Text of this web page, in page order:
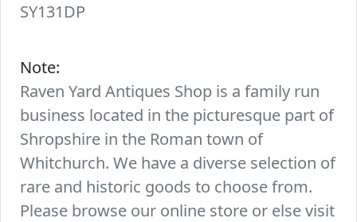
SY131DP
Note:
Raven Yard Antiques Shop is a family run
business located in the picturesque part of
Shropshire in the Roman town of
Whitchurch. We have a diverse selection of
rare and historic goods to choose from.
Please browse our online store or else visit